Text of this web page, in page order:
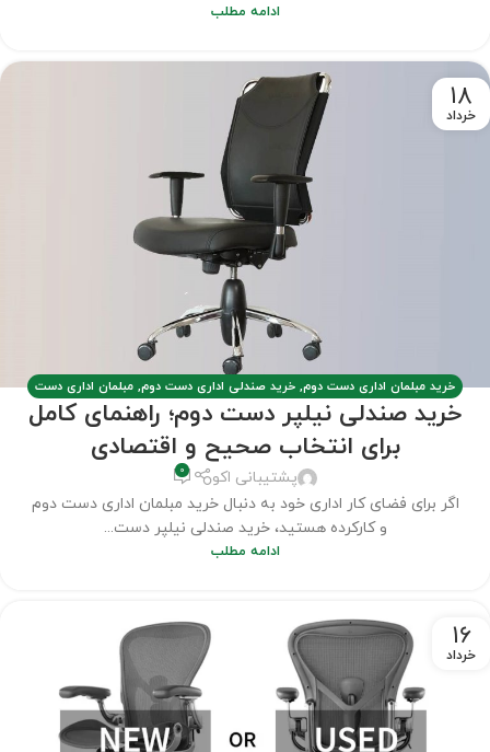
ادامه مطلب
18
خرداد
خرید مبلمان اداری دست دوم, خرید صندلی اداری دست دوم, مبلمان اداری دست
دوم,مطالب
خرید صندلی نیلپر دست دوم؛ راهنمای کامل
برای انتخاب صحیح و اقتصادی
پشتیبانی اکو 0
اگر برای فضای کار اداری خود به دنبال خرید مبلمان اداری دست دوم
و کارکرده هستید، خرید صندلی نیلپر دست...
ادامه مطلب
16
خرداد